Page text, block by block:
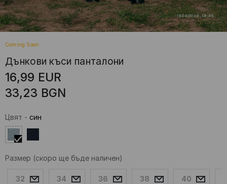
Coming Soon
Дънкови къси панталони
16,99 EUR
33,23 BGN
Цвят - cин
Размер (скоро ще бъде наличен)
32 34 36 38 40